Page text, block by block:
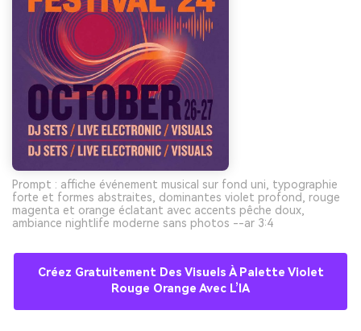
Prompt : affiche événement musical sur fond uni, typographie
forte et formes abstraites, dominantes violet profond, rouge
magenta et orange éclatant avec accents pêche doux,
ambiance nightlife moderne sans photos --ar 3:4
Créez Gratuitement Des Visuels À Palette Violet
Rouge Orange Avec L’IA